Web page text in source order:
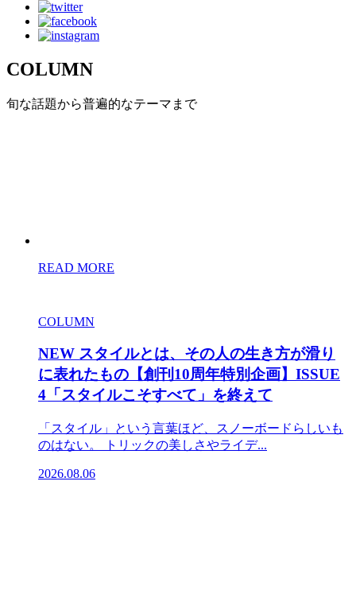
COLUMN
旬な話題から普遍的なテーマまで
READ MORE
COLUMN
NEW スタイルとは、その人の生き方が滑り
に表れたもの【創刊10周年特別企画】ISSUE
4「スタイルこそすべて」を終えて
「スタイル」という言葉ほど、スノーボードらしいも
のはない。 トリックの美しさやライデ...
2026.08.06